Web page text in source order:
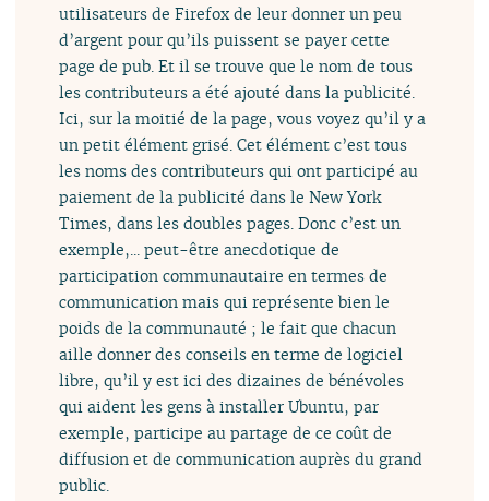
utilisateurs de Firefox de leur donner un peu
d’argent pour qu’ils puissent se payer cette
page de pub. Et il se trouve que le nom de tous
les contributeurs a été ajouté dans la publicité.
Ici, sur la moitié de la page, vous voyez qu’il y a
un petit élément grisé. Cet élément c’est tous
les noms des contributeurs qui ont participé au
paiement de la publicité dans le New York
Times, dans les doubles pages. Donc c’est un
exemple,... peut-être anecdotique de
participation communautaire en termes de
communication mais qui représente bien le
poids de la communauté ; le fait que chacun
aille donner des conseils en terme de logiciel
libre, qu’il y est ici des dizaines de bénévoles
qui aident les gens à installer Ubuntu, par
exemple, participe au partage de ce coût de
diffusion et de communication auprès du grand
public.